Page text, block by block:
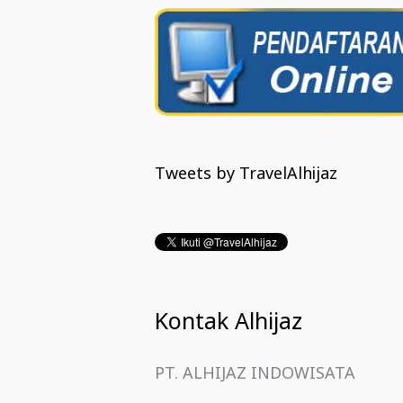
Tweets by TravelAlhijaz
Kontak Alhijaz
PT. ALHIJAZ INDOWISATA